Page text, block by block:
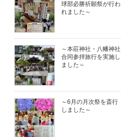
球部必勝祈願祭が行わ
れました～
～本莊神社・八幡神社
合同参拝旅行を実施し
ました～
～6月の月次祭を斎行
しました～